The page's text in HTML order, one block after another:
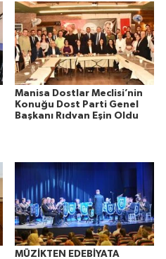
Manisa Dostlar Meclisi’nin
Konuğu Dost Parti Genel
Başkanı Rıdvan Eşin Oldu
MÜZİKTEN EDEBİYATA